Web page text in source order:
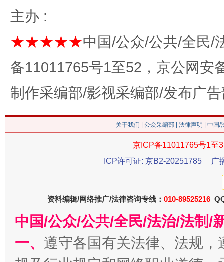
今
主办 :
★★★★★中国/公众/公共/全民/
备11011765号1至52，京公网安
制作采编部/影视采编部/发布广
关于我们 公众采编部 法律声明 | 中国
京ICP备11011765号1至
ICP许可证: 京B2-20251785
广
资料编辑/网络推广/法律咨询专线： 010-89525216
中国/公众/公共/全民/法治/法制/
一、 遵守各国有关法律、法规